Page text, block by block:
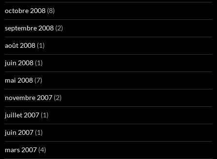
octobre 2008 (8)
septembre 2008 (2)
août 2008 (1)
juin 2008 (1)
mai 2008 (7)
novembre 2007 (2)
juillet 2007 (1)
juin 2007 (1)
mars 2007 (4)